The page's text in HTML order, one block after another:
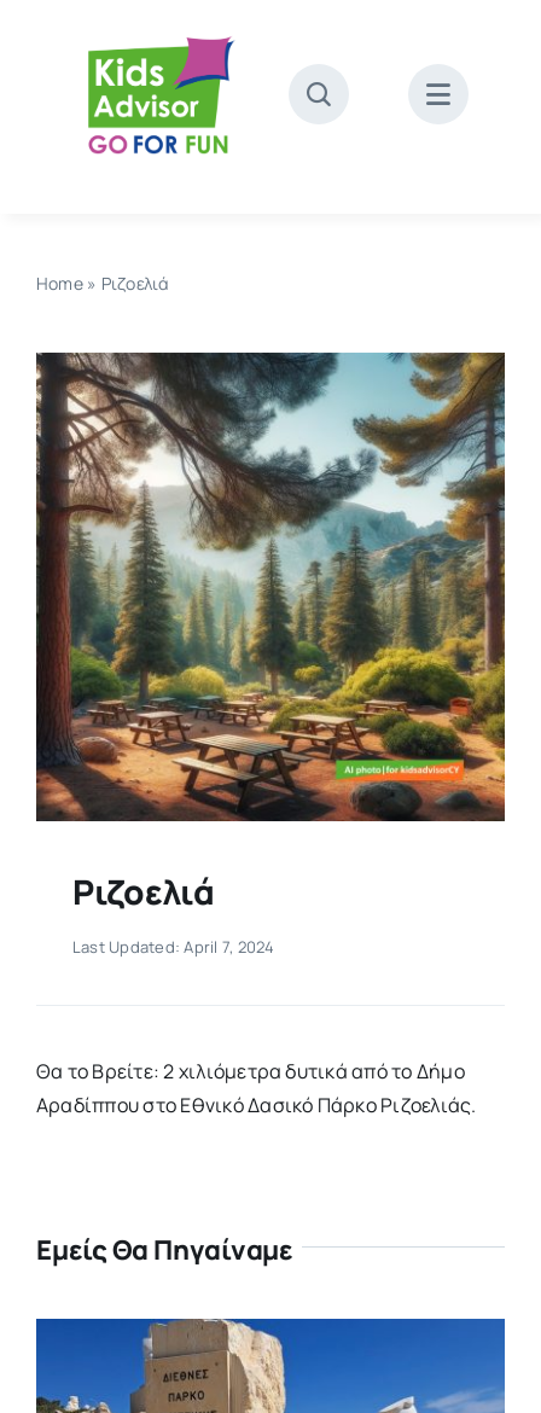
Home» Ριζοελιά
Ριζοελιά
Last Updated: April 7, 2024
Θα το Βρείτε: 2 χιλιόμετρα δυτικά από το Δήμο
Αραδίππου στο Εθνικό Δασικό Πάρκο Ριζοελιάς.
Εμείς Θα Πηγαίναμε